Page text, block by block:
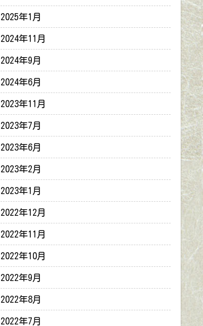
2025年1月
2024年11月
2024年9月
2024年6月
2023年11月
2023年7月
2023年6月
2023年2月
2023年1月
2022年12月
2022年11月
2022年10月
2022年9月
2022年8月
2022年7月